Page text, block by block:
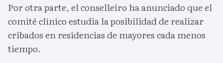
Por otra parte, el conselleiro ha anunciado que el
comité clínico estudia la posibilidad de realizar
cribados en residencias de mayores cada menos
tiempo.